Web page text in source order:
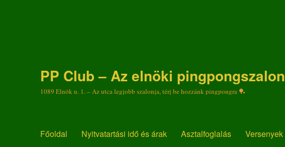
PP Club – Az elnöki pingpongszalon
1089 Elnök u. 1. – Az utca legjobb szalonja, térj be hozzánk pingpongra 🏓
Főoldal Nyitvatartási idő és árak Asztalfoglalás Versenyek